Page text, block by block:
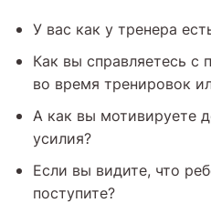
У вас как у тренера
Как вы справляетесь с
во время тренировок
А как вы мотивируете
усилия?
Если вы видите, что
поступите?